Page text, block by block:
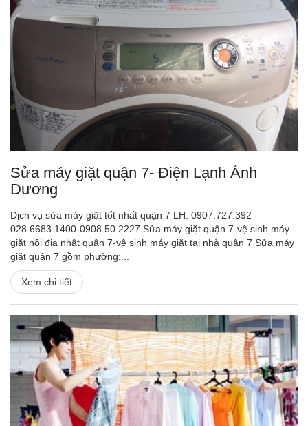
Sửa máy giặt quận 7- Điện Lạnh Ánh
Dương
Dịch vụ sửa máy giặt tốt nhất quận 7 LH: 0907.727.392 -
028.6683.1400-0908.50.2227 Sửa máy giặt quận 7-vệ sinh máy
giặt nội địa nhật quận 7-vệ sinh máy giặt tại nhà quận 7 Sửa máy
giặt quận 7 gồm phường:...
Xem chi tiết